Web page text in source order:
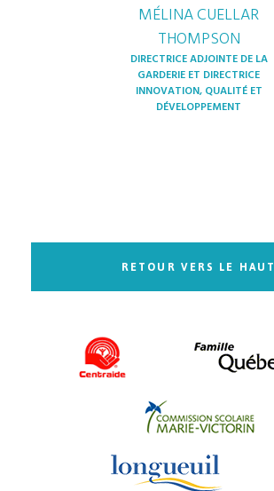
MÉLINA CUELLAR
THOMPSON
DIRECTRICE ADJOINTE DE LA
GARDERIE ET DIRECTRICE
INNOVATION, QUALITÉ ET
DÉVELOPPEMENT
RETOUR VERS LE HAUT